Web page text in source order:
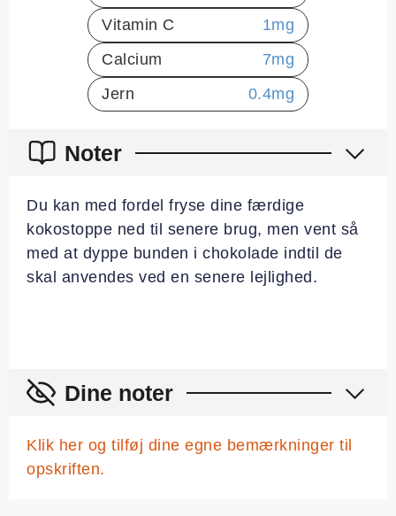
Vitamin C 1mg
Calcium
7mg
Jern
0.4mg
Noter
Du kan med fordel fryse dine færdige
kokostoppe ned til senere brug, men vent så
med at dyppe bunden i chokolade indtil de
skal anvendes ved en senere lejlighed.
Dine noter
Klik her og tilføj dine egne bemærkninger til
opskriften.